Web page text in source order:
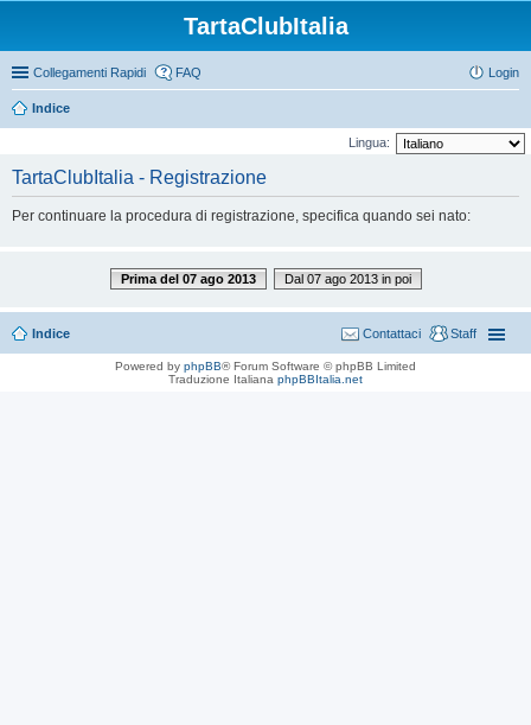
TartaClubItalia
Collegamenti Rapidi FAQ Login
Indice
Lingua:
TartaClubItalia - Registrazione
Per continuare la procedura di registrazione, specifica quando sei nato:
Prima del 07 ago 2013 Dal 07 ago 2013 in poi
Indice Staff
Contattaci
Powered by phpBB® Forum Software © phpBB Limited
Traduzione Italiana phpBBItalia.net